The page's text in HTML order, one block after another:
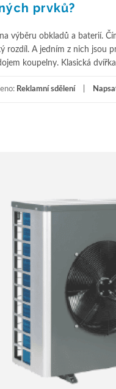
prvků?
výběru obkladů a baterií.
rozdíl. A jedním z nich jsou
koupelny. Klasická
Reklamní sdělení